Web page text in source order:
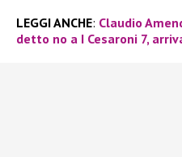
LEGGI ANCHE: Claudio
detto no a I Cesaroni 7,